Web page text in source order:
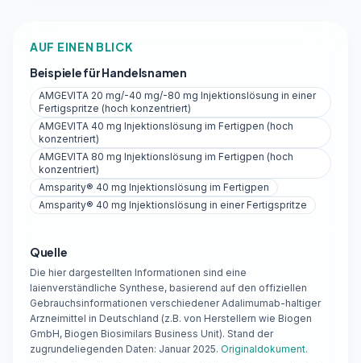
AUF EINEN BLICK
Beispiele für Handelsnamen
AMGEVITA 20 mg/-40 mg/-80 mg Injektionslösung in einer
Fertigspritze (hoch konzentriert)
AMGEVITA 40 mg Injektionslösung im Fertigpen (hoch
konzentriert)
AMGEVITA 80 mg Injektionslösung im Fertigpen (hoch
konzentriert)
Amsparity® 40 mg Injektionslösung im Fertigpen
Amsparity® 40 mg Injektionslösung in einer Fertigspritze
Quelle
Die hier dargestellten Informationen sind eine
laienverständliche Synthese, basierend auf den offiziellen
Gebrauchsinformationen verschiedener Adalimumab-haltiger
Arzneimittel in Deutschland (z.B. von Herstellern wie Biogen
GmbH, Biogen Biosimilars Business Unit). Stand der
zugrundeliegenden Daten: Januar 2025. Originaldokument.